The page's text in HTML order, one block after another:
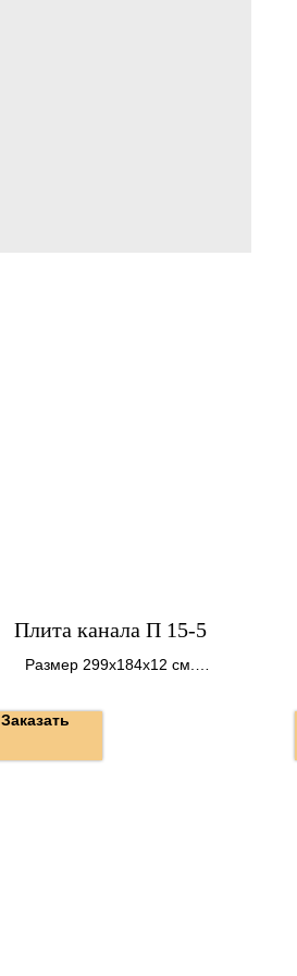
Плита канала П 15-5
Размер 299х184х12 см.
Заказать